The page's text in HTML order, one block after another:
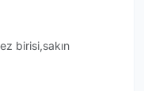
birisi,sakın